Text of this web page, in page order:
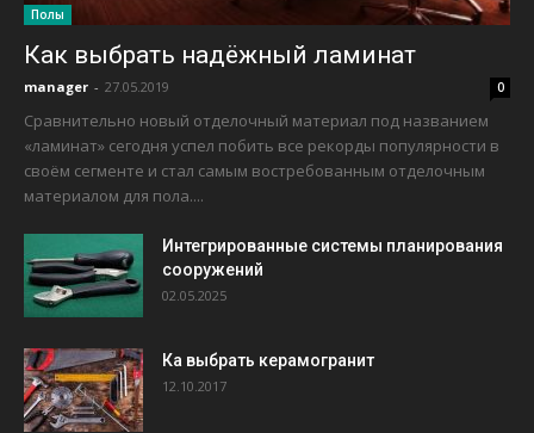
Полы
Как выбрать надёжный ламинат
manager - 27.05.2019 0
Сравнительно новый отделочный материал под названием
«ламинат» сегодня успел побить все рекорды популярности в
своём сегменте и стал самым востребованным отделочным
материалом для пола....
Интегрированные системы планирования
сооружений
02.05.2025
Ка выбрать керамогранит
12.10.2017